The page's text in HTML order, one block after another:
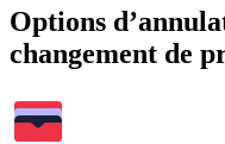
Options
changement de